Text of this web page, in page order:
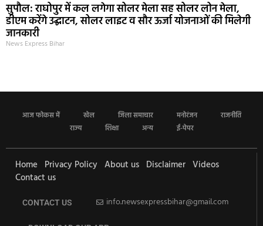
सुपौल: राघोपुर में कल लगेगा सोलर मेला सह सोलर लोन मेला,
डीएम करेंगे उद्घाटन, सोलर लाइट व सौर ऊर्जा योजनाओं की मिलेगी
जानकारी
News Express Bihar
आज फोकस में खेल जिला समाचार मनोरंजन
राजनीति
राज्य
शिक्षा अन्य ई-पेपर
Home Privacy Policy About us Disclaimer Videos
Contact us
CONTACT US info.newsexpressbihar@gmail.com